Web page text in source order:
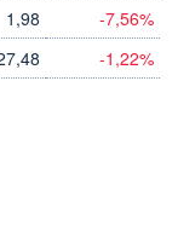
+ LISTE
1,98 -7,56%
-1,22%